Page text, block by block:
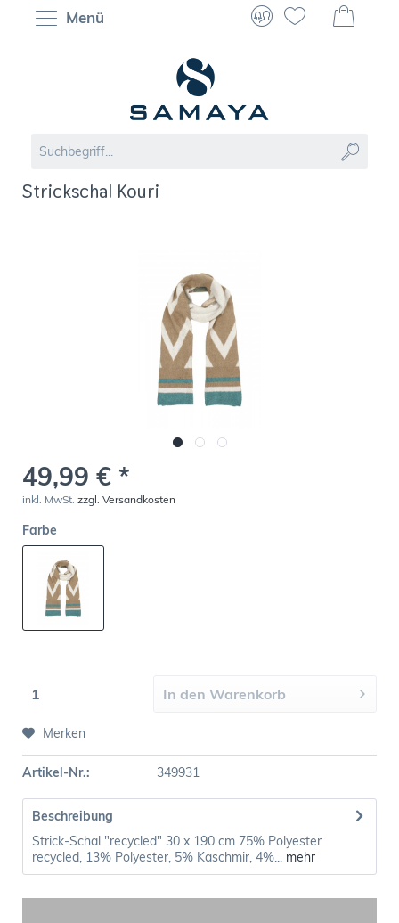
Menü
Strickschal Kouri
49,99 € *
inkl. MwSt. zzgl. Versandkosten
Farbe
In den Warenkorb
Merken
Artikel-Nr.: 349931
Beschreibung
Strick-Schal "recycled" 30 x 190 cm 75% Polyester
recycled, 13% Polyester, 5% Kaschmir, 4%... mehr